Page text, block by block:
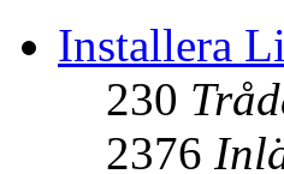
Installera
230
2376